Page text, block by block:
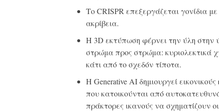
Το CRISPR επεξεργάζεται γονίδια με
ακρίβεια.
Η 3D εκτύπωση φέρνει την ύλη στην
στρώμα προς στρώμα: κυριολεκτικά
κάτι από το σχεδόν τίποτα.
Η Generative AI δημιουργεί
που κατοικούνται από
πράκτορες ικανούς να σχηματίζουν